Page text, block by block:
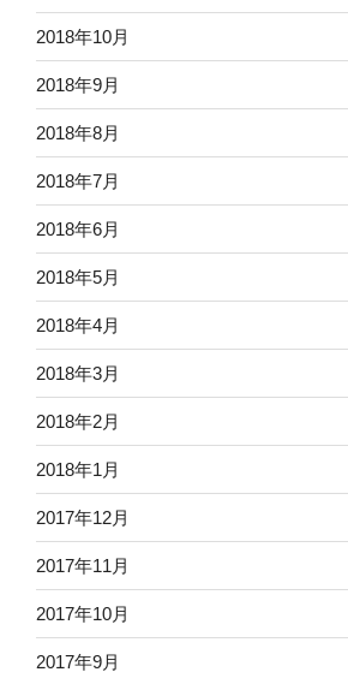
2018年10月
2018年9月
2018年8月
2018年7月
2018年6月
2018年5月
2018年4月
2018年3月
2018年2月
2018年1月
2017年12月
2017年11月
2017年10月
2017年9月